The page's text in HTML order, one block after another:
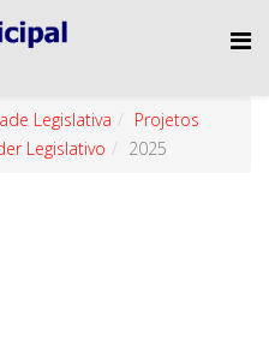
Legislativa
Projetos
Legislativo
2025